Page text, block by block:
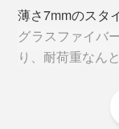
を入れられるポ
自宅のダイニン
業時やモニター
伸びる高さです
薄さ7mmのスタ
グラスファイバ
り、耐荷重なんと
見た目とは打っ